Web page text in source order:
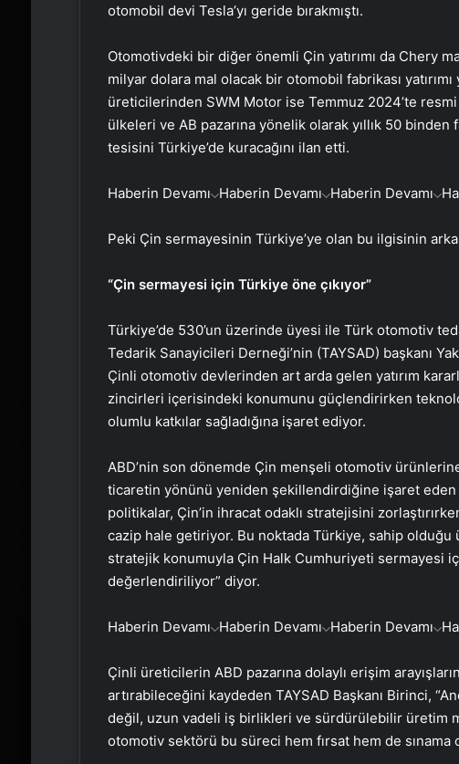
otomobil devi Tesla’yı geride bırakmıştı.
Otomotivdeki bir diğer önemli Çin yatırımı da Chery
milyar dolara mal olacak bir otomobil fabrikası
üreticilerinden SWM Motor ise Temmuz 2024’te
ülkeleri ve AB pazarına yönelik olarak yıllık 50
tesisini Türkiye’de kuracağını ilan etti.
Haberin Devamı Haberin Devamı Haberin Devamı
Peki Çin sermayesinin Türkiye’ye olan bu ilgisinin
“Çin sermayesi için Türkiye öne çıkıyor”
Türkiye’de 530’un üzerinde üyesi ile Türk otomotiv
Tedarik Sanayicileri Derneği’nin (TAYSAD) başkanı
Çinli otomotiv devlerinden art arda gelen yatırım
zincirleri içerisindeki konumunu güçlendirirken
olumlu katkılar sağladığına işaret ediyor.
ABD’nin son dönemde Çin menşeli otomotiv
ticaretin yönünü yeniden şekillendirdiğine işaret eden
politikalar, Çin’in ihracat odaklı stratejisini
cazip hale getiriyor. Bu noktada Türkiye, sahip olduğu
stratejik konumuyla Çin Halk Cumhuriyeti sermayesi
değerlendiriliyor” diyor.
Haberin Devamı Haberin Devamı Haberin Devamı
Çinli üreticilerin ABD pazarına dolaylı erişim
artırabileceğini kaydeden TAYSAD Başkanı Birinci,
değil, uzun vadeli iş birlikleri ve sürdürülebilir üretim
otomotiv sektörü bu süreci hem fırsat hem de